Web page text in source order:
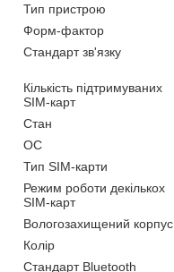
Тип пристрою
Форм-фактор
Стандарт зв'язку
Кількість підтримуваних
SIM-карт
Стан
ОС
Тип SIM-карти
Режим роботи декількох
SIM-карт
Вологозахищений корпус
Колір
Стандарт Bluetooth